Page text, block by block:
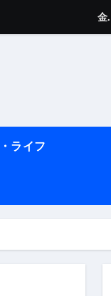
やすく解説
けん活用術】
シピ付き | ダイエ
金
ライフ